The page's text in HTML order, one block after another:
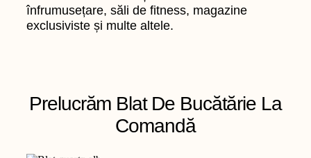
înfrumusețare, săli de fitness, magazine
exclusiviste și multe altele.
Prelucrăm Blat De Bucătărie La
Comandă